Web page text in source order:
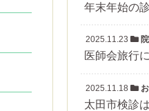
年末年始の
2025.11.23
医師会旅行
2025.11.18
太田市検診